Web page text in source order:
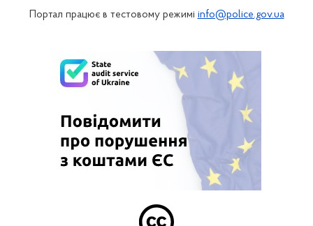
Портал працює в тестовому режимі info@police.gov.ua